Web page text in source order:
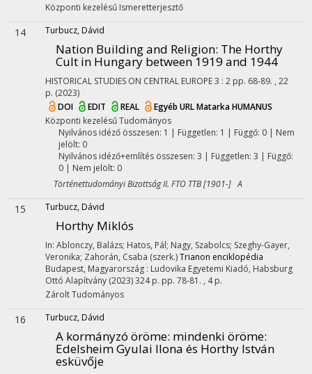
Központi kezelésű Ismeretterjesztő
14 Turbucz, Dávid
Nation Building and Religion: The Horthy
Cult in Hungary between 1919 and 1944
HISTORICAL STUDIES ON CENTRAL EUROPE3 : 2 pp. 68-89. , 22
p. (2023)
DOI
EDIT REAL Egyéb URLMatarkaHUMANUS
Központi kezelésűTudományos
Nyilvános idéző összesen: 1 | Független: 1 | Függő: 0 | Nem
jelölt: 0
Nyilvános idéző+említés összesen: 3 | Független: 3 | Függő:
0 | Nem jelölt: 0
Történettudományi Bizottság II. FTO TTB [1901-] A
15 Turbucz, Dávid
Horthy Miklós
In: Ablonczy, Balázs; Hatos, Pál; Nagy, Szabolcs; Szeghy-Gayer,
Veronika; Zahorán, Csaba (szerk.)Trianon enciklopédia
Budapest, Magyarország : Ludovika Egyetemi Kiadó, Habsburg
Ottó Alapítvány (2023)324 p. pp. 78-81. , 4 p.
ZároltTudományos
16 Turbucz, Dávid
A kormányzó öröme: mindenki öröme:
Edelsheim Gyulai Ilona és Horthy István
esküvője